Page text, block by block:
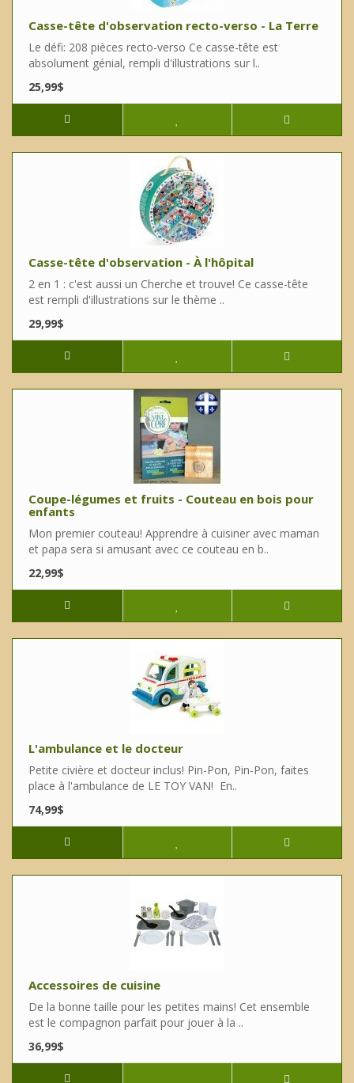
Casse-tête d'observation recto-verso - La Terre
Le défi: 208 pièces recto-verso Ce casse-tête est
absolument génial, rempli d'illustrations sur l..
25,99$
Casse-tête d'observation - À l'hôpital
2 en 1 : c'est aussi un Cherche et trouve! Ce casse-tête
est rempli d'illustrations sur le thème ..
29,99$
Coupe-légumes et fruits - Couteau en bois pour
enfants
Mon premier couteau! Apprendre à cuisiner avec maman
et papa sera si amusant avec ce couteau en b..
22,99$
L'ambulance et le docteur
Petite civière et docteur inclus! Pin-Pon, Pin-Pon, faites
place à l'ambulance de LE TOY VAN! En..
74,99$
Accessoires de cuisine
De la bonne taille pour les petites mains! Cet ensemble
est le compagnon parfait pour jouer à la ..
36,99$